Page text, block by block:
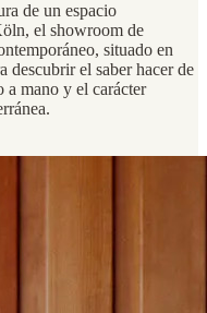
de un espacio
el showroom de
situado en
descubrir el saber hacer de
a mano y el carácter